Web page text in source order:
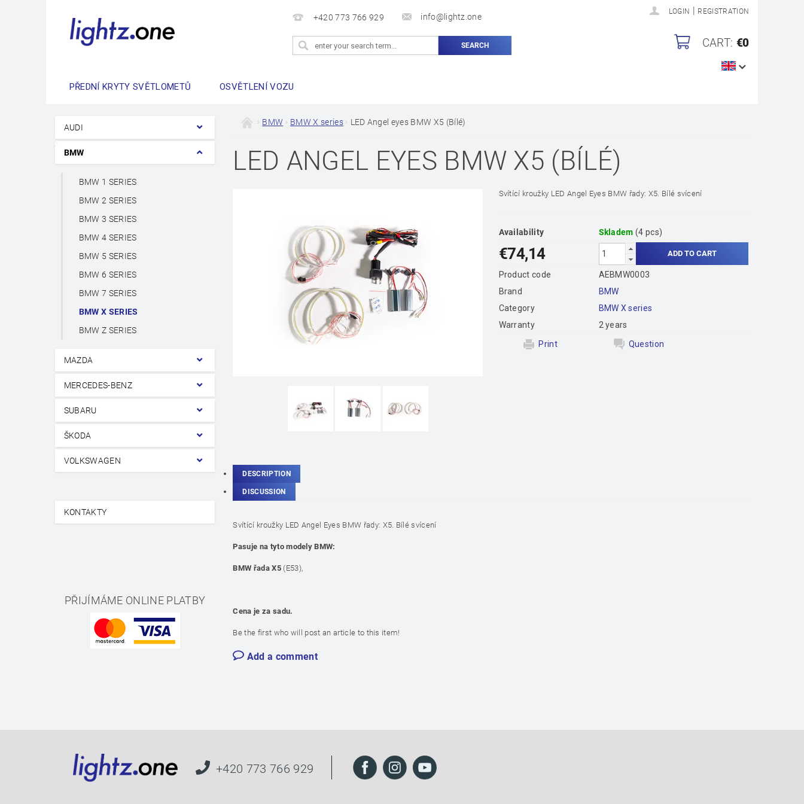
+420 773 766 929 info@lightz.one
LOGIN | REGISTRATION
CART: €0
PŘEDNÍ KRYTY SVĚTLOMETŮ OSVĚTLENÍ VOZU
AUDI
BMW
BMW 1 SERIES
BMW 2 SERIES
BMW 3 SERIES
BMW 4 SERIES
BMW 5 SERIES
BMW 6 SERIES
BMW 7 SERIES
BMW X SERIES
BMW Z SERIES
MAZDA
MERCEDES-BENZ
SUBARU
ŠKODA
VOLKSWAGEN
KONTAKTY
PŘIJÍMÁME ONLINE PLATBY
BMW BMW X series LED Angel eyes BMW X5 (Bílé)
LED ANGEL EYES BMW X5 (BÍLÉ)
Svítící kroužky LED Angel Eyes BMW řady: X5. Bílé svícení
Availability Skladem(4 pcs)
€74,14
Product code
AEBMW0003
Brand
BMW
Category
BMW X series
Warranty
2 years
Print
Question
DESCRIPTION
DISCUSSION
Svítící kroužky LED Angel Eyes BMW řady: X5. Bílé svícení
Pasuje na tyto modely BMW:
BMW řada X5 (E53),
Cena je za sadu.
Be the first who will post an article to this item!
Add a comment
+420 773 766 929